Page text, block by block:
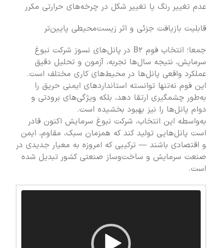
عدم تغییر رنگ یا تغییر شکل در چرخه‌های حرارتی مکرر
قابلیت بازیافت جزئی و اثر زیست‌محیطی پایین‌تر
جمعا؛ انتخاب فوم B۲ در پانل‌های نسوز شرکت نبوغ
سرمایش، نتیجه سال‌ها تجربه، آزمون و تحلیل دقیق
عملکرد واقعی پانل‌ها در محیط‌های کاری مختلف است.
این فوم نه‌تنها توانسته استانداردهای ایمنی حریق را
به‌طور چشمگیری ارتقا دهد، بلکه ویژگی‌های برودتی و
دوام پانل‌ها را نیز بهبود بخشیده است.
به‌واسطه این انتخاب، شرکت نبوغ سرمایش اکنون قادر
است پانل‌هایی تولید کند که همزمان سبک، مقاوم، ایمن
و اقتصادی باشند — ترکیبی که امروزه به معیار جدیدی در
صنعت سرمایش و ساخت‌وساز صنعتی کشور تبدیل شده
است.
نمایشگر